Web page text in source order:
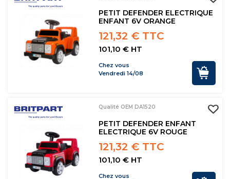
PETIT DEFENDER ELECTRIQUE
ENFANT 6V ORANGE
121,32 € TTC
101,10 € HT
Chez vous
Vendredi 14/08
Qualité OEM DA1520
PETIT DEFENDER ENFANT
ELECTRIQUE 6V ROUGE
121,32 € TTC
101,10 € HT
Chez vous